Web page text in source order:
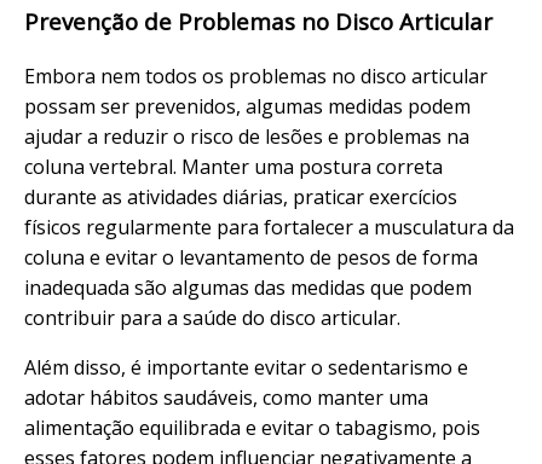
Prevenção de Problemas no Disco Articular
Embora nem todos os problemas no disco articular
possam ser prevenidos, algumas medidas podem
ajudar a reduzir o risco de lesões e problemas na
coluna vertebral. Manter uma postura correta
durante as atividades diárias, praticar exercícios
físicos regularmente para fortalecer a musculatura da
coluna e evitar o levantamento de pesos de forma
inadequada são algumas das medidas que podem
contribuir para a saúde do disco articular.
Além disso, é importante evitar o sedentarismo e
adotar hábitos saudáveis, como manter uma
alimentação equilibrada e evitar o tabagismo, pois
esses fatores podem influenciar negativamente a